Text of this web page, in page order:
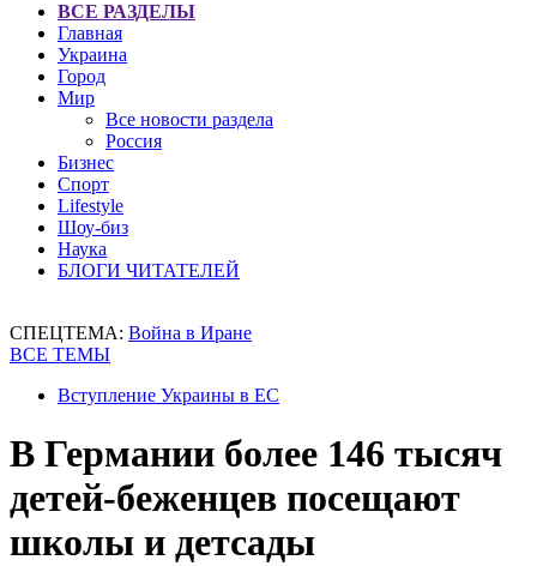
ВСЕ РАЗДЕЛЫ
Главная
Украина
Город
Мир
Все новости раздела
Россия
Бизнес
Спорт
Lifestyle
Шоу-биз
Наука
БЛОГИ ЧИТАТЕЛЕЙ
СПЕЦТЕМА: Война в Иране
ВСЕ ТЕМЫ
Вступление Украины в ЕС
В Германии более 146 тысяч
детей-беженцев посещают
школы и детсады